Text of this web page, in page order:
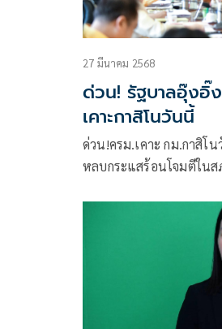
27 มีนาคม 2568
ด่วน! รัฐบาลอุ๊งอิ๊
เคาะกาสิโนวันนี้
ด่วน!ครม.เคาะ กม.กาสิโนวันนี้ หลังพ้นศึกซักฟ
หลบกระแสร้อนโจมตีใน